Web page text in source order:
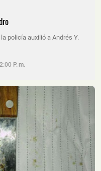
policía auxilió a Andrés Y.
P. M.